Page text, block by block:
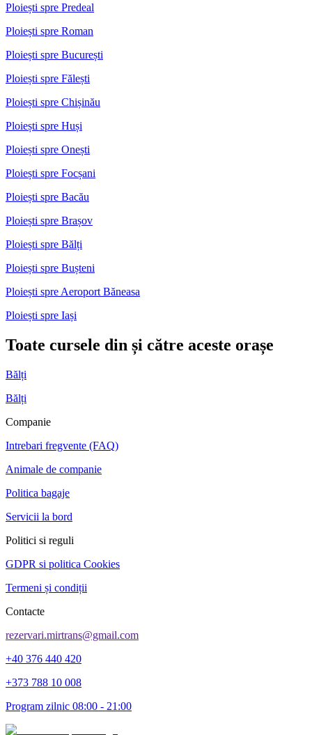
Ploiești spre Predeal
Ploiești spre Roman
Ploiești spre București
Ploiești spre Fălești
Ploiești spre Chișinău
Ploiești spre Huși
Ploiești spre Onești
Ploiești spre Focșani
Ploiești spre Bacău
Ploiești spre Brașov
Ploiești spre Bălți
Ploiești spre Bușteni
Ploiești spre Aeroport Băneasa
Ploiești spre Iași
Toate cursele din și către aceste orașe
Bălți
Bălți
Companie
Intrebari fregvente (FAQ)
Animale de companie
Politica bagaje
Servicii la bord
Politici si reguli
GDPR si politica Cookies
Termeni și condiții
Contacte
rezervari.mirtrans@gmail.com
+40 376 440 420
+373 788 10 008
Program zilnic 08:00 - 21:00